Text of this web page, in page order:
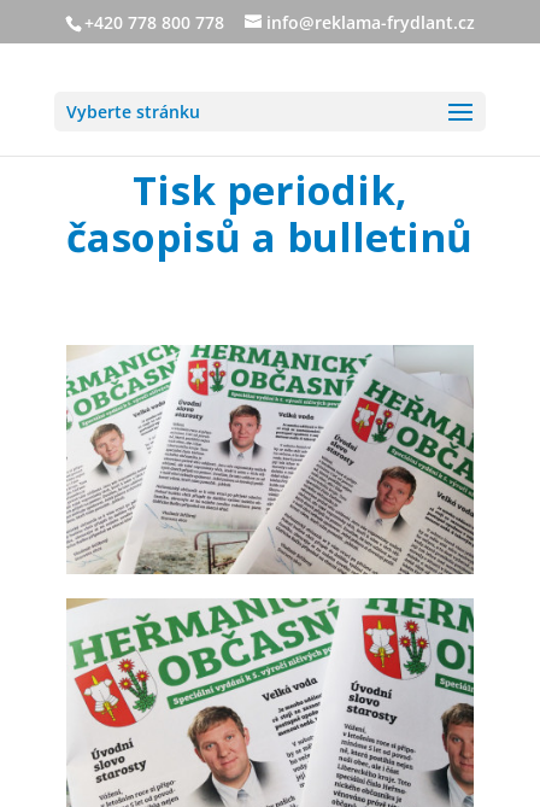
+420 778 800 778 info@reklama-frydlant.cz
Vyberte stránku
Tisk periodik,
časopisů a bulletinů
Tisk periodik, časopisů a bulletinů